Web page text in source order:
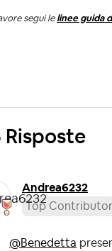
segui le linee guida
Risposte
Andrea6232
Top Contributor
@Benedetta